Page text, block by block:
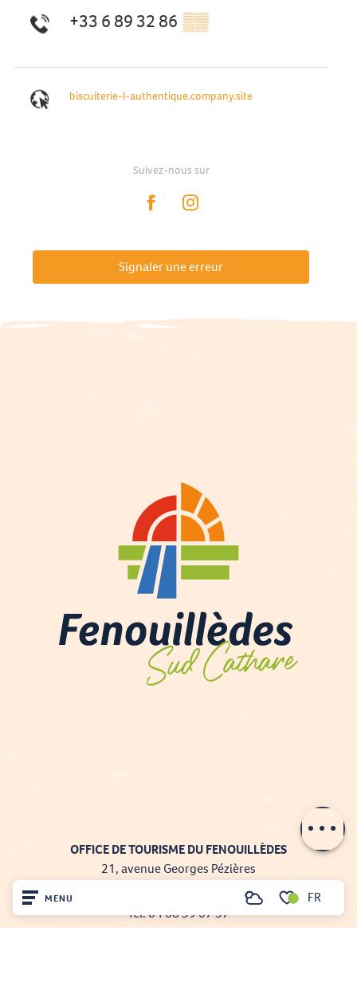
MENU
Voir les favoris
RechercheFR
+33 6 89 32 86 ▒▒
biscuiterie-l-authentique.company.site
Suivez-nous sur
Signaler une erreur
OFFICE DE TOURISME DU FENOUILLÈDES
21, avenue Georges Pézières
66220 SAINT-PAUL-DE-FENOUILLET
Tél. 04 68 59 07 57